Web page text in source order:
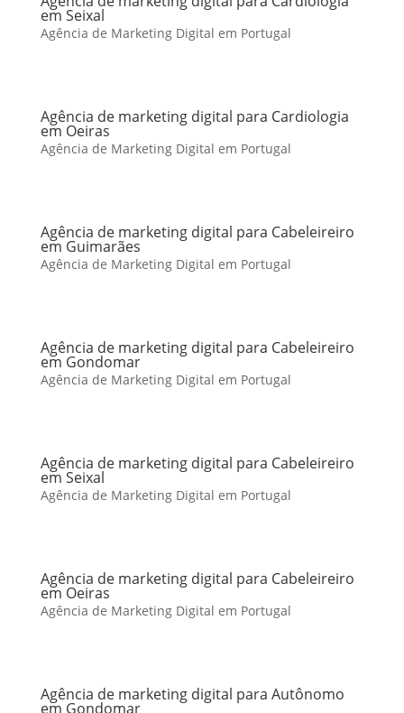
em Seixal
Agência de Marketing Digital em Portugal
Agência de marketing digital para Cardiologia
em Oeiras
Agência de Marketing Digital em Portugal
Agência de marketing digital para Cabeleireiro
em Guimarães
Agência de Marketing Digital em Portugal
Agência de marketing digital para Cabeleireiro
em Gondomar
Agência de Marketing Digital em Portugal
Agência de marketing digital para Cabeleireiro
em Seixal
Agência de Marketing Digital em Portugal
Agência de marketing digital para Cabeleireiro
em Oeiras
Agência de Marketing Digital em Portugal
Agência de marketing digital para Autônomo
em Gondomar